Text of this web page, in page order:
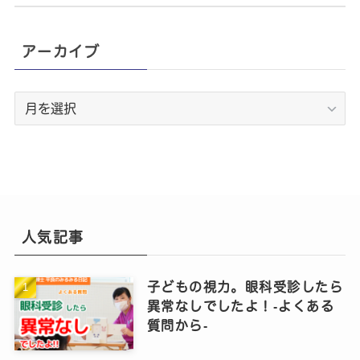
アーカイブ
ア
人気記事
子どもの視力。眼科受診したら
異常なしでしたよ！‐よくある
質問から‐